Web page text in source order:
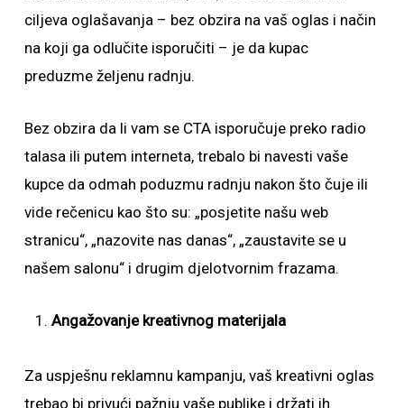
ciljeva oglašavanja – bez obzira na vaš oglas i način
na koji ga odlučite isporučiti – je da kupac
preduzme željenu radnju.
Bez obzira da li vam se CTA isporučuje preko radio
talasa ili putem interneta, trebalo bi navesti vaše
kupce da odmah poduzmu radnju nakon što čuje ili
vide rečenicu kao što su: „posjetite našu web
stranicu“, „nazovite nas danas“, „zaustavite se u
našem salonu“ i drugim djelotvornim frazama.
Angažovanje kreativnog materijala
Za uspješnu reklamnu kampanju, vaš kreativni oglas
trebao bi privući pažnju vaše publike i držati ih